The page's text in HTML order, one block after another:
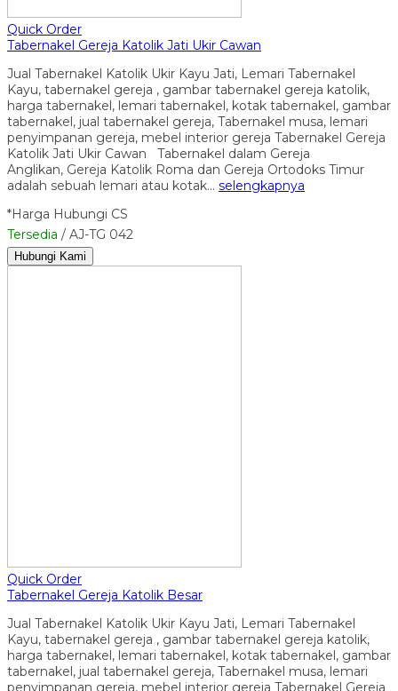
Quick Order
Tabernakel Gereja Katolik Jati Ukir Cawan
Jual Tabernakel Katolik Ukir Kayu Jati, Lemari Tabernakel
Kayu, tabernakel gereja , gambar tabernakel gereja katolik,
harga tabernakel, lemari tabernakel, kotak tabernakel, gambar
tabernakel, jual tabernakel gereja, Tabernakel musa, lemari
penyimpanan gereja, mebel interior gereja Tabernakel Gereja
Katolik Jati Ukir Cawan Tabernakel dalam Gereja
Anglikan, Gereja Katolik Roma dan Gereja Ortodoks Timur
adalah sebuah lemari atau kotak… selengkapnya
*Harga Hubungi CS
Tersedia / AJ-TG 042
Hubungi Kami
Quick Order
Tabernakel Gereja Katolik Besar
Jual Tabernakel Katolik Ukir Kayu Jati, Lemari Tabernakel
Kayu, tabernakel gereja , gambar tabernakel gereja katolik,
harga tabernakel, lemari tabernakel, kotak tabernakel, gambar
tabernakel, jual tabernakel gereja, Tabernakel musa, lemari
penyimpanan gereja, mebel interior gereja Tabernakel Gereja